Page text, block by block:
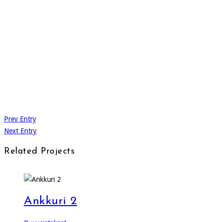
Prev Entry
Next Entry
Related Projects
Ankkuri 2